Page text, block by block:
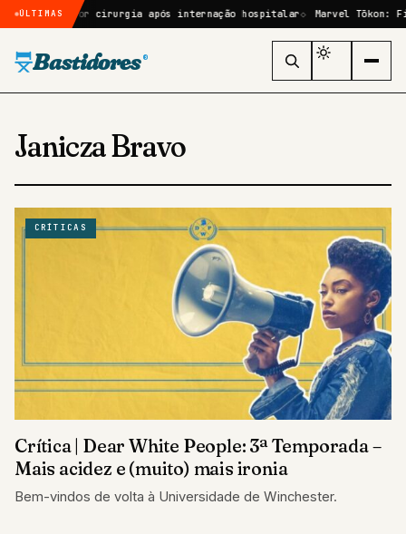
ÚLTIMAS
passará por cirurgia após internação hospitalar Marvel Tōkon:
Bastidores ®
Janicza Bravo
CRÍTICAS
Crítica | Dear White People: 3ª Temporada –
Mais acidez e (muito) mais ironia
Bem-vindos de volta à Universidade de Winchester.